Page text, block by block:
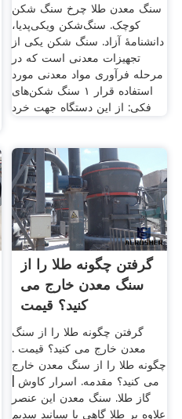
سنگ معدن طلا چرخ سنگ شکن
کوچک. سنگ‌شکن ویکی‌پدیا،
دانشنامهٔ آزاد. سنگ شکن یکی از
تجهیزات معدنی است که در
مرحله فرآوری مواد معدنی مورد
استفاده قرار ۱ سنگ شکن‌های
فکی: از این دستگاه جهت خرد
گرفتن چگونه طلا را از
سنگ معدن خارج می
کنید؟ قیمت
گرفتن چگونه طلا را از سنگ
معدن خارج می کنید؟ قیمت .
چگونه طلا را از سنگ معدن خارج
می کنید؟ مقدمه. اسرار کاوش |
گاز طلا. سنگ معدن این عنصر
علاوه بر طلا گاهی با سیانید سدیم